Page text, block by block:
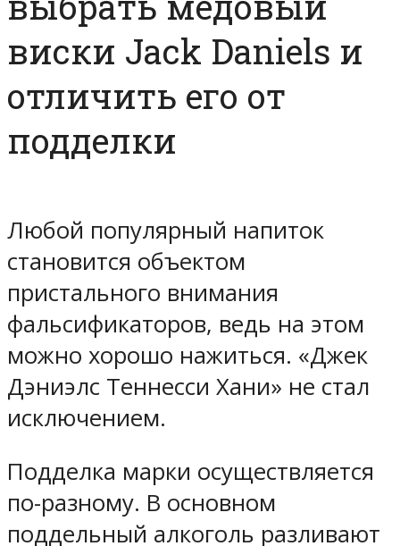
виски Jack Daniels и
отличить его от
подделки
Любой популярный напиток
становится объектом
пристального внимания
фальсификаторов, ведь на этом
можно хорошо нажиться. «Джек
Дэниэлс Теннесси Хани» не стал
исключением.
Подделка марки осуществляется
по-разному. В основном
поддельный алкоголь разливают